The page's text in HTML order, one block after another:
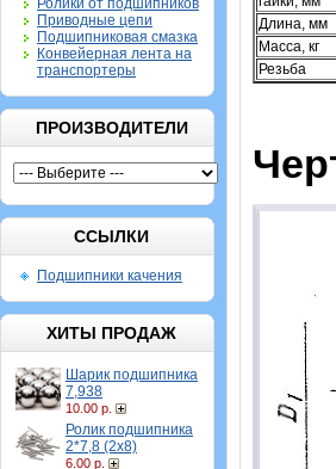
Ролики от подшипников
Приводные цепи
Подшипниковая смазка
Конвейерная лента на
транспортеры
ПРОИЗВОДИТЕЛИ
ССЫЛКИ
Подшипники качения
ХИТЫ ПРОДАЖ
Шарик подшипника
7,938
10.00 р.
Ролик подшипника
2*7,8 (2х8)
6.00 р.
Длина, мм
Масса, кг
Резьба